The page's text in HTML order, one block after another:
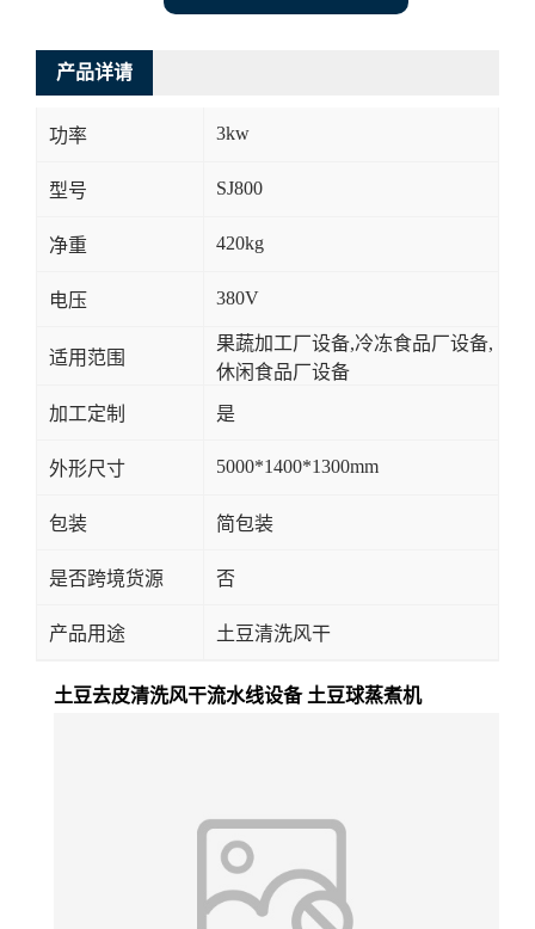
产品详请
功率 3kw
型号 SJ800
净重 420kg
电压 380V
适用范围
果蔬加工厂设备,冷冻食品厂设备,
休闲食品厂设备
加工定制 是
外形尺寸 5000*1400*1300mm
包装 简包装
是否跨境货源 否
产品用途 土豆清洗风干
土豆去皮清洗风干流水线设备 土豆球蒸煮机